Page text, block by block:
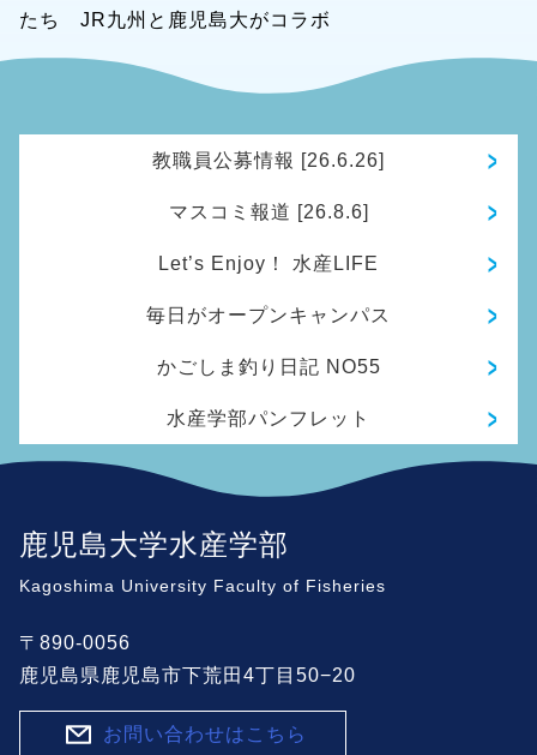
たち JR九州と鹿児島大がコラボ
教職員公募情報 [26.6.26]
マスコミ報道 [26.8.6]
Let’s Enjoy！ 水産LIFE
毎日がオープンキャンパス
かごしま釣り日記 NO55
水産学部パンフレット
鹿児島大学水産学部
Kagoshima University Faculty of Fisheries
〒890-0056
鹿児島県鹿児島市下荒田4丁目50−20
お問い合わせはこちら